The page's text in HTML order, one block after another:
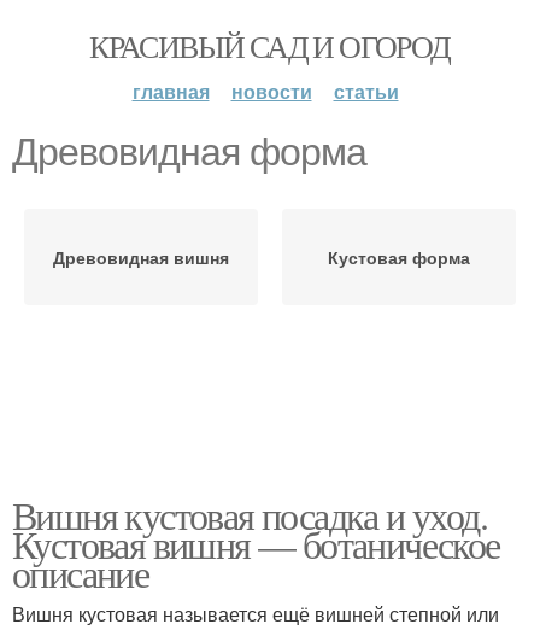
КРАСИВЫЙ САД И ОГОРОД
главная новости статьи
Древовидная форма
Древовидная вишня Кустовая форма
Вишня кустовая посадка и уход.
Кустовая вишня — ботаническое
описание
Вишня кустовая называется ещё вишней степной или